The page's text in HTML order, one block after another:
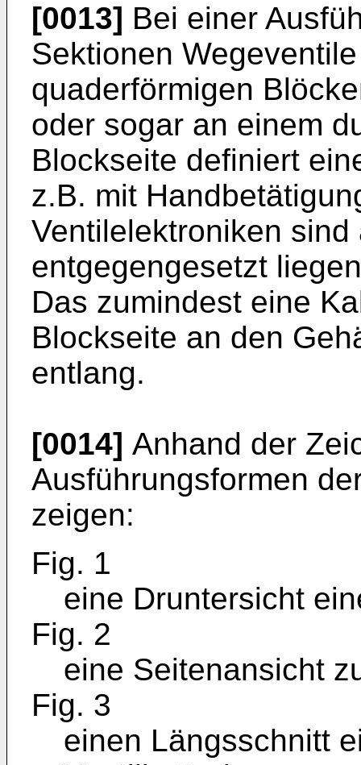
[0013] Bei einer
Sektionen
quaderförmigen
oder sogar an einem
Blockseite definiert
z.B. mit
Ventilelektroniken
entgegengesetzt
Das zumindest eine
Blockseite an den
entlang.
[0014] Anhand der
Ausführungsformen
zeigen:
Fig. 1
eine Druntersicht
Fig. 2
eine Seitenansicht
Fig. 3
einen Längsschnitt